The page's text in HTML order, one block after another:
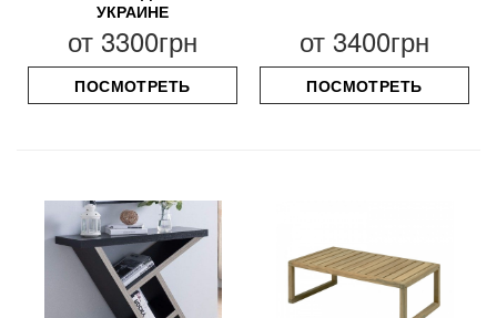
УКРАИНЕ
от 3300грн
ПОСМОТРЕТЬ
от 3400грн
ПОСМОТРЕТЬ